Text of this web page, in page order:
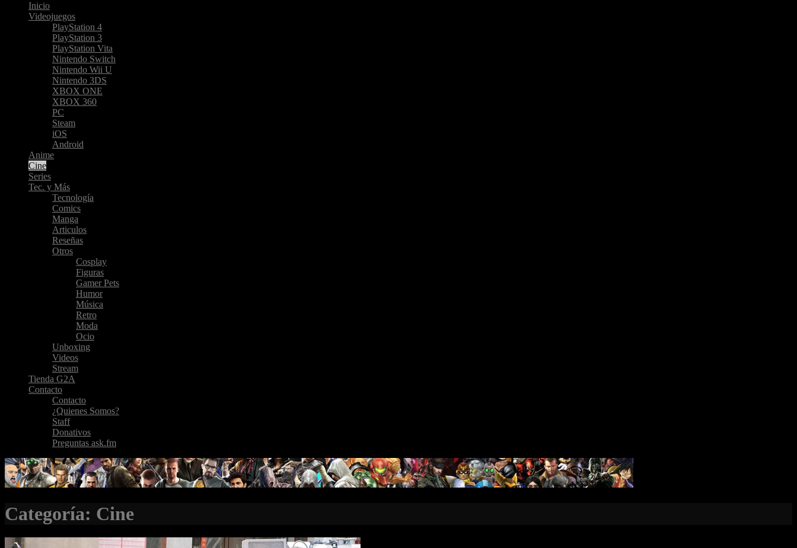
Inicio
Videojuegos
PlayStation 4
PlayStation 3
PlayStation Vita
Nintendo Switch
Nintendo Wii U
Nintendo 3DS
XBOX ONE
XBOX 360
PC
Steam
iOS
Android
Anime
Cine
Series
Tec. y Más
Tecnología
Comics
Manga
Articulos
Reseñas
Otros
Cosplay
Figuras
Gamer Pets
Humor
Música
Retro
Moda
Ocio
Unboxing
Videos
Stream
Tienda G2A
Contacto
Contacto
¿Quienes Somos?
Staff
Donativos
Preguntas ask.fm
Categoría: Cine